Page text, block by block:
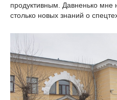
продуктивным. Давненько мне
столько новых знаний о